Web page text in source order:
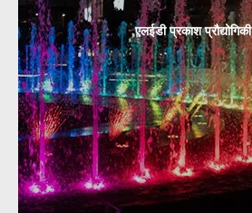
एलईडी प्रकाश प्रौद्योगिकी